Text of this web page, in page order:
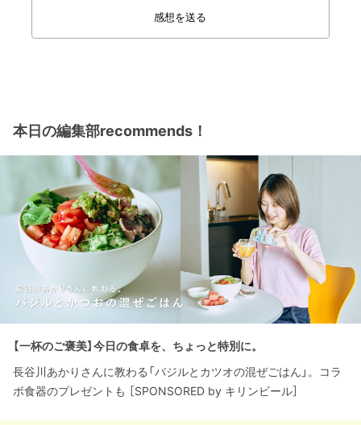
感想を送る
本日の編集部recommends！
【一杯のご褒美】今日の食卓を、ちょっと特別に。
長谷川あかりさんに教わる「バジルとカツオの混ぜごはん」。コラ
ボ食器のプレゼントも ［SPONSORED by キリンビール］